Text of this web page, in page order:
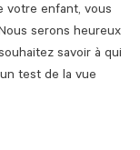
votre enfant, vous
serons heureux
savoir à qui
test de la vue